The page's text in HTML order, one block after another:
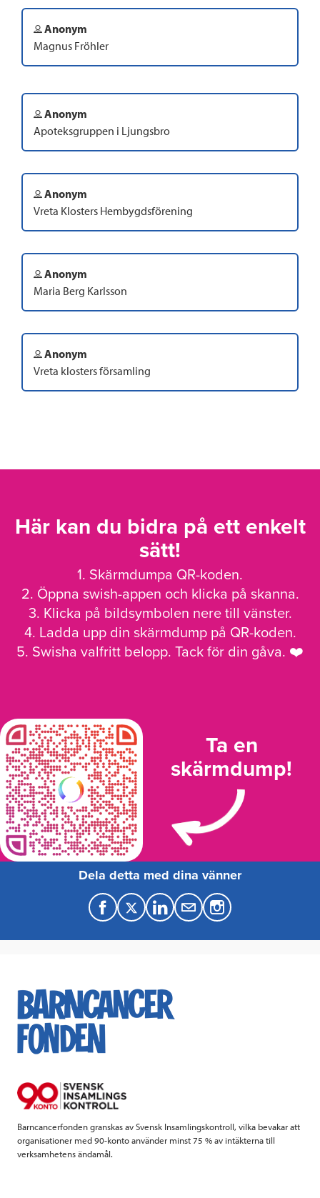
Anonym
Magnus Fröhler
Anonym
Apoteksgruppen i Ljungsbro
Anonym
Vreta Klosters Hembygdsförening
Anonym
Maria Berg Karlsson
Anonym
Vreta klosters församling
Här kan du bidra på ett enkelt
sätt!
1. Skärmdumpa QR-koden.
2. Öppna swish-appen och klicka på skanna.
3. Klicka på bildsymbolen nere till vänster.
4. Ladda upp din skärmdump på QR-koden.
5. Swisha valfritt belopp. Tack för din gåva. ❤️
Ta en
skärmdump!
Dela detta med dina vänner
F
a
e
b
k
T
w
t
t
L
i
k
e
M
a
Barncancerfonden granskas av Svensk Insamlingskontroll, vilka bevakar att
organisationer med 90-konto använder minst 75 % av intäkterna till
verksamhetens ändamål.